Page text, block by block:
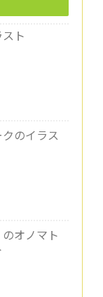
ト
のイラス
のオノマト